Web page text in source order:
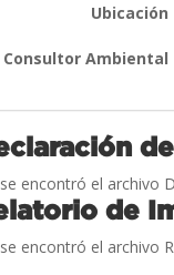
Ubicación
Consultor Ambiental
encontró el archivo
de
encontró el archivo